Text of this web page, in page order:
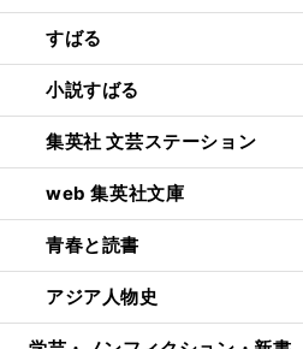
すばる
小説すばる
集英社 文芸ステーション
web 集英社文庫
青春と読書
アジア人物史